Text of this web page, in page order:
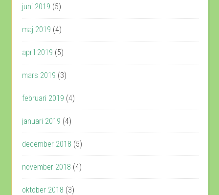
juni 2019 (5)
maj 2019 (4)
april 2019 (5)
mars 2019 (3)
februari 2019 (4)
januari 2019 (4)
december 2018 (5)
november 2018 (4)
oktober 2018 (3)